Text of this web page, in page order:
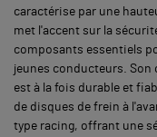
caractérise par une
met l'accent sur la
composants essentiels
jeunes conducteurs. Son
est à la fois durable et
de disques de frein à
type racing, offrant une